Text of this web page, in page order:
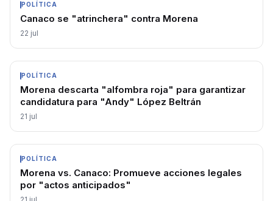
POLÍTICA
Canaco se "atrinchera" contra Morena
22 jul
POLÍTICA
Morena descarta "alfombra roja" para garantizar
candidatura para "Andy" López Beltrán
21 jul
POLÍTICA
Morena vs. Canaco: Promueve acciones legales
por "actos anticipados"